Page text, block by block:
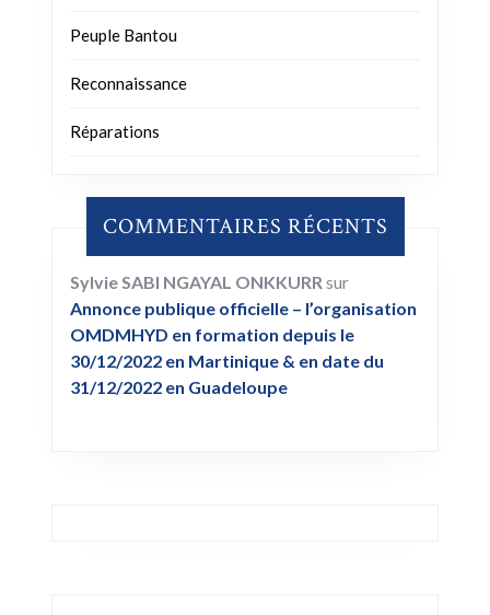
Peuple Bantou
Reconnaissance
Réparations
COMMENTAIRES RÉCENTS
Sylvie SABI NGAYAL ONKKURR sur
Annonce publique officielle – l’organisation
OMDMHYD en formation depuis le
30/12/2022 en Martinique & en date du
31/12/2022 en Guadeloupe